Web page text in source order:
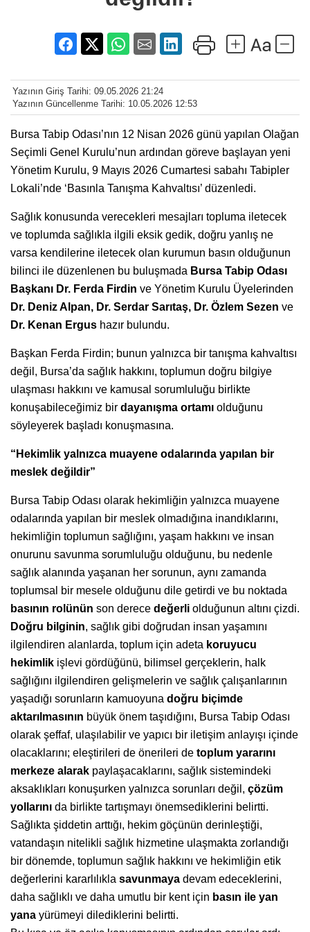
Yazının Giriş Tarihi: 09.05.2026 21:24
Yazının Güncellenme Tarihi: 10.05.2026 12:53
Bursa Tabip Odası’nın 12 Nisan 2026 günü yapılan Olağan
Seçimli Genel Kurulu’nun ardından göreve başlayan yeni
Yönetim Kurulu, 9 Mayıs 2026 Cumartesi sabahı Tabipler
Lokali’nde ‘Basınla Tanışma Kahvaltısı’ düzenledi.
Sağlık konusunda verecekleri mesajları topluma iletecek
ve toplumda sağlıkla ilgili eksik gedik, doğru yanlış ne
varsa kendilerine iletecek olan kurumun basın olduğunun
bilinci ile düzenlenen bu buluşmada Bursa Tabip Odası
Başkanı Dr. Ferda Firdin ve Yönetim Kurulu Üyelerinden
Dr. Deniz Alpan, Dr. Serdar Sarıtaş, Dr. Özlem Sezen ve
Dr. Kenan Ergus hazır bulundu.
Başkan Ferda Firdin; bunun yalnızca bir tanışma kahvaltısı
değil, Bursa’da sağlık hakkını, toplumun doğru bilgiye
ulaşması hakkını ve kamusal sorumluluğu birlikte
konuşabileceğimiz bir dayanışma ortamı olduğunu
söyleyerek başladı konuşmasına.
“Hekimlik yalnızca muayene odalarında yapılan bir
meslek değildir”
Bursa Tabip Odası olarak hekimliğin yalnızca muayene
odalarında yapılan bir meslek olmadığına inandıklarını,
hekimliğin toplumun sağlığını, yaşam hakkını ve insan
onurunu savunma sorumluluğu olduğunu, bu nedenle
sağlık alanında yaşanan her sorunun, aynı zamanda
toplumsal bir mesele olduğunu dile getirdi ve bu noktada
basının rolünün son derece değerli olduğunun altını çizdi.
Doğru bilginin, sağlık gibi doğrudan insan yaşamını
ilgilendiren alanlarda, toplum için adeta koruyucu
hekimlik işlevi gördüğünü, bilimsel gerçeklerin, halk
sağlığını ilgilendiren gelişmelerin ve sağlık çalışanlarının
yaşadığı sorunların kamuoyuna doğru biçimde
aktarılmasının büyük önem taşıdığını, Bursa Tabip Odası
olarak şeffaf, ulaşılabilir ve yapıcı bir iletişim anlayışı içinde
olacaklarını; eleştirileri de önerileri de toplum yararını
merkeze alarak paylaşacaklarını, sağlık sistemindeki
aksaklıkları konuşurken yalnızca sorunları değil, çözüm
yollarını da birlikte tartışmayı önemsediklerini belirtti.
Sağlıkta şiddetin arttığı, hekim göçünün derinleştiği,
vatandaşın nitelikli sağlık hizmetine ulaşmakta zorlandığı
bir dönemde, toplumun sağlık hakkını ve hekimliğin etik
değerlerini kararlılıkla savunmaya devam edeceklerini,
daha sağlıklı ve daha umutlu bir kent için basın ile yan
yana yürümeyi dilediklerini belirtti.